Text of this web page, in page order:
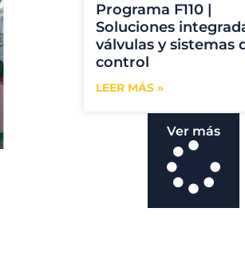
Programa F110 |
Soluciones
válvulas y sistemas
control
LEER MÁS »
Ver más